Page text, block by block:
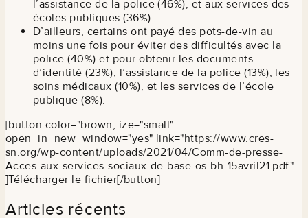
l’assistance de la police (46%), et aux services des
écoles publiques (36%).
D’ailleurs, certains ont payé des pots-de-vin au
moins une fois pour éviter des difficultés avec la
police (40%) et pour obtenir les documents
d’identité (23%), l’assistance de la police (13%), les
soins médicaux (10%), et les services de l’école
publique (8%).
[button color="brown, ize="small"
open_in_new_window="yes" link="https://www.cres-
sn.org/wp-content/uploads/2021/04/Comm-de-presse-
Acces-aux-services-sociaux-de-base-os-bh-15avril21.pdf"
]Télécharger le fichier[/button]
Articles récents